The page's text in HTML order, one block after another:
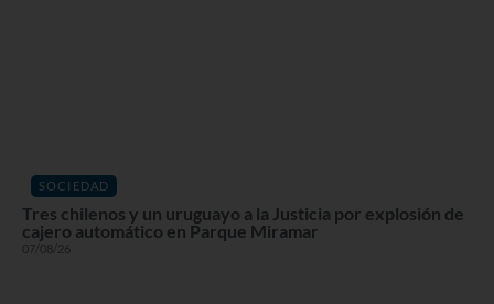
SOCIEDAD
Tres chilenos y un uruguayo a la Justicia por explosión de
cajero automático en Parque Miramar
07/08/26